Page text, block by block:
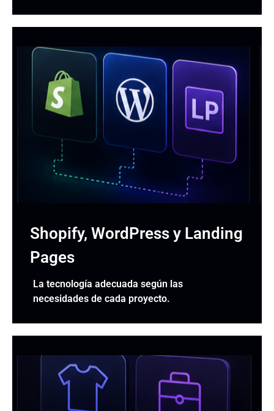
Shopify, WordPress y Landing
Pages
La tecnología adecuada según las
necesidades de cada proyecto.